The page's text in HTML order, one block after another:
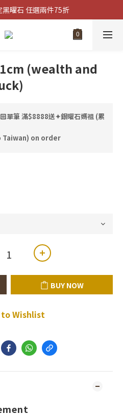
新服務【點我看更多】
黑曜石 任選兩件75折
禮新服務【點我看更多】
(wealth and
單筆 滿$8888送✦銀曜石媽祖 (累
on order
BUY NOW
Wishlist